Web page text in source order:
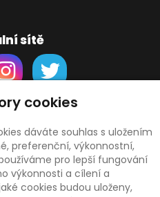
sítě
podmínky
osobních údajů
vecteezy.com
cookies
dáváte souhlas s uložením
preferenční, výkonnostní,
pro lepší fungování
výkonnosti a cílení a
cookies budou uloženy,